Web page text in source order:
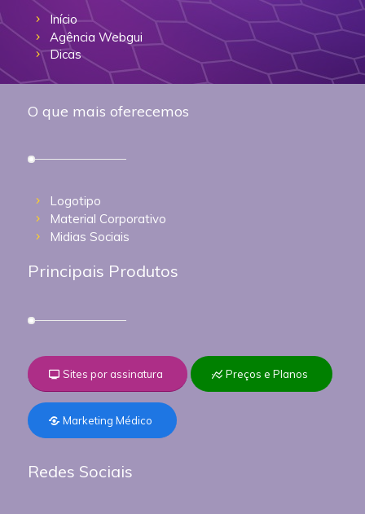
Início
Agência Webgui
Dicas
O que mais oferecemos
Logotipo
Material Corporativo
Midias Sociais
Principais Produtos
Sites por assinatura Preços e Planos
Marketing Médico
Redes Sociais